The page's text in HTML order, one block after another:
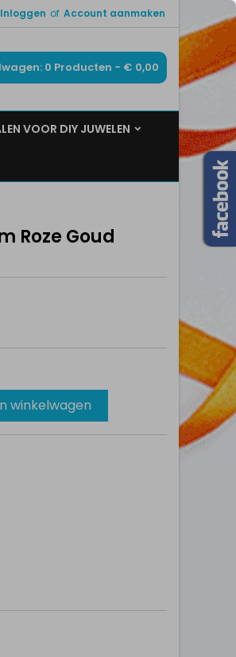
Inloggen of Account aanmaken
0 Producten - € 0,00
VOOR DIY JUWELEN
Roze Goud
winkelwagen